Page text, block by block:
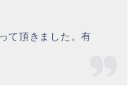
て頂きました。有